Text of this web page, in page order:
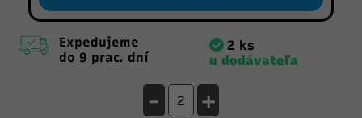
Expedujeme
do 9 prac. dní
2 ks
u dodávateľa
- +